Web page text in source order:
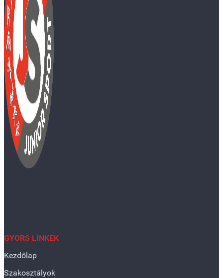
GYORS LINKEK
Kezdőlap
Szakosztályok